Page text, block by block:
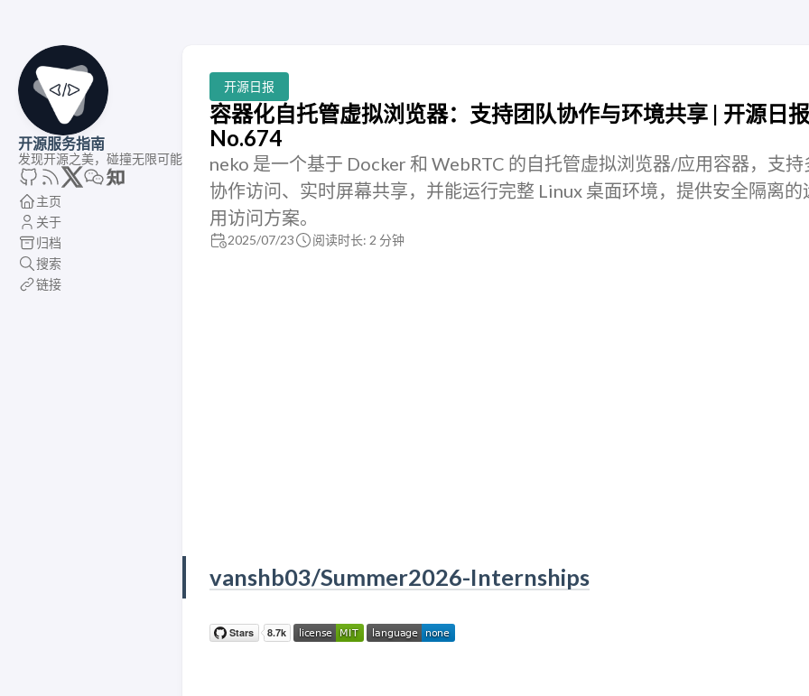
开源服务指南
发现开源之美，碰撞无限可能
主页
关于
归档
搜索
链接
开源日报
容器化自托管虚拟浏览器：支持团队协作与环境共享 | 开源日报
No.674
neko 是一个基于 Docker 和 WebRTC 的自托管虚拟浏览器/应用容器，支持
协作访问、实时屏幕共享，并能运行完整 Linux 桌面环境，提供安全隔离的
用访问方案。
2025/07/23 阅读时长: 2 分钟
vanshb03/Summer2026-Internships